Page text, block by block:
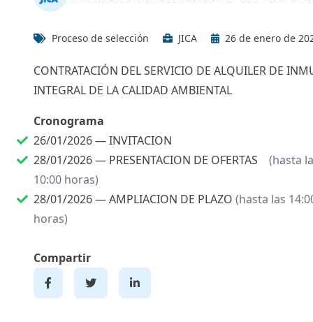
Proceso de selección JICA 26 de enero de
CONTRATACIÓN DEL SERVICIO DE ALQUILER DE
INTEGRAL DE LA CALIDAD AMBIENTAL
Cronograma
26/01/2026 —INVITACION
28/01/2026 — PRESENTACION DE OFERTAS (hasta
10:00 horas)
28/01/2026 —AMPLIACION DE PLAZO (hasta las
horas)
Compartir